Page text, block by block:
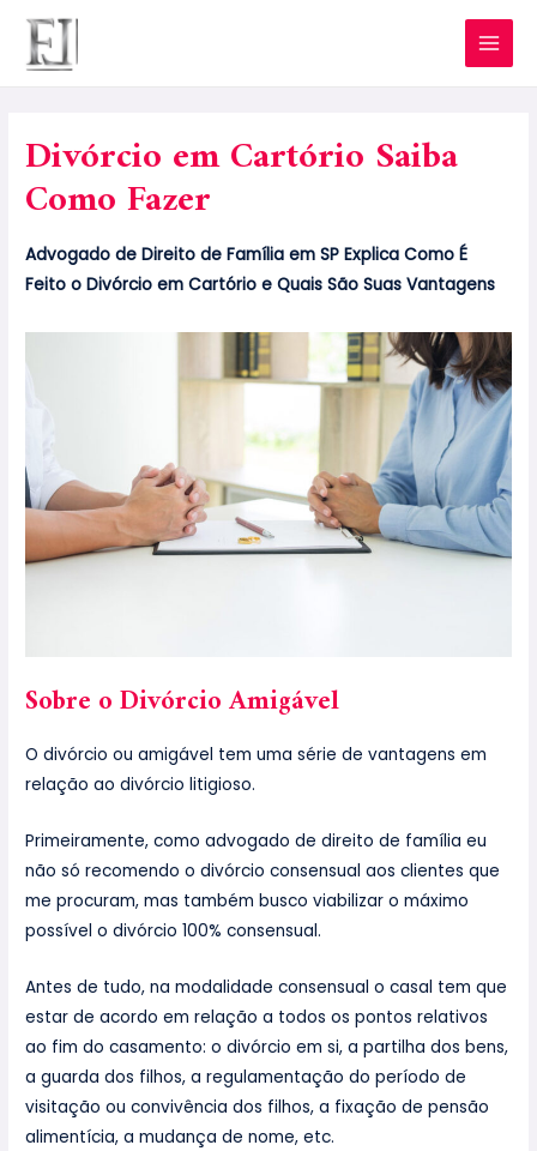
Divórcio em Cartório Saiba
Como Fazer
Advogado de Direito de Família em SP Explica Como É
Feito o Divórcio em Cartório e Quais São Suas Vantagens
Sobre o Divórcio Amigável
O divórcio ou amigável tem uma série de vantagens em
relação ao divórcio litigioso.
Primeiramente, como advogado de direito de família eu
não só recomendo o divórcio consensual aos clientes que
me procuram, mas também busco viabilizar o máximo
possível o divórcio 100% consensual.
Antes de tudo, na modalidade consensual o casal tem que
estar de acordo em relação a todos os pontos relativos
ao fim do casamento: o divórcio em si, a partilha dos bens,
a guarda dos filhos, a regulamentação do período de
visitação ou convivência dos filhos, a fixação de pensão
alimentícia, a mudança de nome, etc.